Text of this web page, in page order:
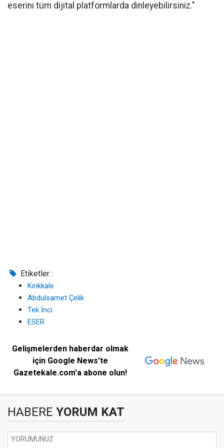
eserini tüm dijital platformlarda dinleyebilirsiniz."
Etiketler :
Kırıkkale
Abdulsamet Çelik
Tek İnci
ESER
Gelişmelerden haberdar olmak
için Google News'te
Gazetekale.com'a abone olun!
HABERE YORUM KAT